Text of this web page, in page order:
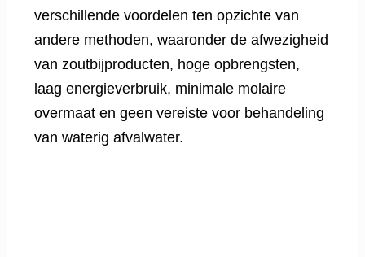
verschillende voordelen ten opzichte van
andere methoden, waaronder de afwezigheid
van zoutbijproducten, hoge opbrengsten,
laag energieverbruik, minimale molaire
overmaat en geen vereiste voor behandeling
van waterig afvalwater.